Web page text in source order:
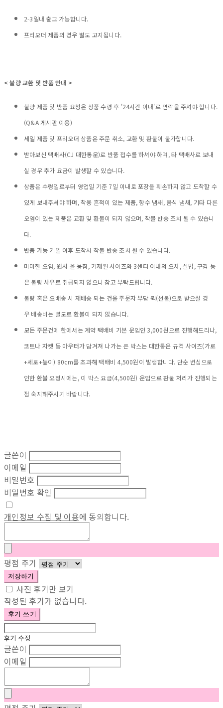
2-3일내 출고 가능합니다.
프리오더 제품의 경우 별도 고지됩니다.
< 불량 교환 및 반품 안내 >
불량 제품 및 반품 요청은 상품 수령 후 '24시간 이내'로 연락을 주셔야 합니다.
(Q&A 게시판 이용)
세일 제품 및 프리오더 상품은 주문 취소, 교환 및 환불이 불가합니다.
받아보신 택배사(CJ 대한통운)로 반품 접수를 하셔야 하며, 타 택배사로 보내
실 경우 추가 요금이 발생할 수 있습니다.
상품은 수령일로부터 영업일 기준 7일 이내로 포장을 훼손하지 않고 도착할 수
있게 보내주셔야 하며, 착용 흔적이 있는 제품, 향수 냄새, 음식 냄새, 기타 다른
오염이 있는 제품은 교환 및 환불이 되지 않으며, 착불 반송 조치 될 수 있습니
다.
반품 가능 기일 이후 도착시 착불 반송 조치 될 수 있습니다.
미미한 오염, 원사 올 뭉침, 기재된 사이즈와 3센티 이내의 오차, 실밥, 구김 등
은 불량 사유로 취급되지 않으니 참고 부탁드립니다.
불량 혹은 오배송 시 재배송 되는 건을 주문자 부담 퀵(선불)으로 받으실 경
우 배송비는 별도로 환불이 되지 않습니다.
모든 주문건에 한에서는 계약 택배비 기본 운임인 3,000원으로 진행해드리나,
코트나 자켓 등 아우터가 담겨져 나가는 큰 박스는 대한통운 규격 사이즈(가로
+세로+높이) 80cm를 초과해 택배비 4,500원이 발생합니다. 단순 변심으로
인한 환불 요청시에는, 이 박스 요금(4,500원) 운임으로 환불 처리가 진행되는
점 숙지해주시기 바랍니다.
글쓴이
이메일
비밀번호
비밀번호 확인
개인정보 수집 및 이용에 동의합니다.
평점 주기
저장하기
사진 후기만 보기
작성된 후기가 없습니다.
후기 쓰기
후기 수정
글쓴이
이메일